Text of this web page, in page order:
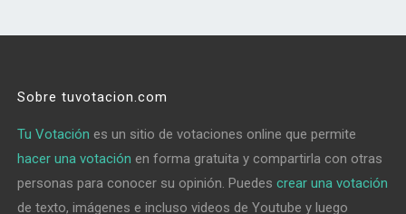
Sobre tuvotacion.com
Tu Votación es un sitio de votaciones online que permite
hacer una votación en forma gratuita y compartirla con otras
personas para conocer su opinión. Puedescrear una votación
de texto, imágenes e incluso videos de Youtube y luego